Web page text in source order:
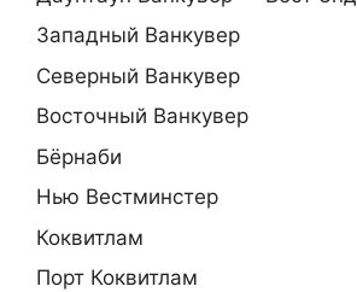
Западный Ванкувер
Северный Ванкувер
Восточный Ванкувер
Бёрнаби
Нью Вестминстер
Коквитлам
Порт Коквитлам